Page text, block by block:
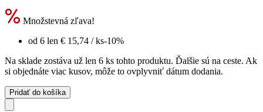
Množstevná zľava!
od 6 len € 15,74 / ks-10%
Na sklade zostáva už len 6 ks tohto produktu. Ďalšie sú na ceste. Ak
si objednáte viac kusov, môže to ovplyvniť dátum dodania.
Pridať do košíka